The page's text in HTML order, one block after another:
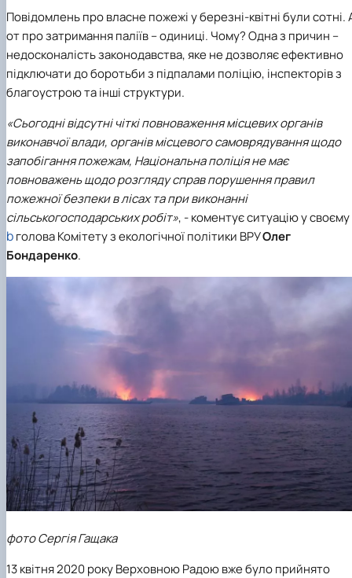
Повідомлень про власне пожежі у березні-квітні були сотні.
от про затримання паліїв – одиниці. Чому? Одна з причин –
недосконалість законодавства, яке не дозволяє ефективно
підключати до боротьби з підпалами поліцію, інспекторів з
благоустрою та інші структури.
«Сьогодні відсутні чіткі повноваження місцевих органів
виконавчої влади, органів місцевого самоврядування щодо
запобігання пожежам, Національна поліція не має
повноважень щодо розгляду справ порушення правил
пожежної безпеки в лісах та при виконанні
сільськогосподарських робіт», - коментує ситуацію у своєму
bголова Комітету з екологічної політики ВРУОлег
Бондаренко.
фото Сергія Гащака
13 квітня 2020 року Верховною Радою вже було прийнято